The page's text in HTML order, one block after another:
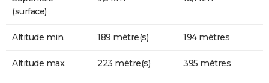
(surface)
Altitude min. 189 mètre(s) 194 mètres
Altitude max. 223 mètre(s) 395 mètres